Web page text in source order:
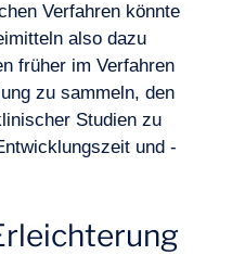
Verfahrenkönnte
also dazu
früher im Verfahren
zu sammeln, den
Studien zu
und -